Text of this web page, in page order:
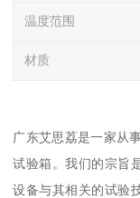
温度范围
材质
广东艾思荔是一家从
试验箱。我们的宗旨
设备与其相关的试验